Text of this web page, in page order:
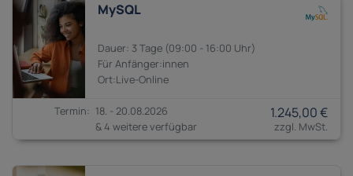
MySQL
3 Tage 09:00 - 16:00
Anfänger:innen
18. - 20.08.2026
& 4 weitere verfügbar
1.245,00 €